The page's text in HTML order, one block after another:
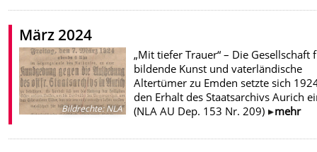
März 2024
Bildrechte:NLA
„Mit tiefer Trauer“ – Die Gesellschaft
bildende Kunst und vaterländische
Altertümer zu Emden setzte sich
den Erhalt des Staatsarchivs Aurich
(NLA AU Dep. 153 Nr. 209)
mehr